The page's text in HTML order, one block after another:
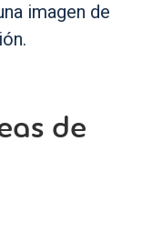
imagen de
de